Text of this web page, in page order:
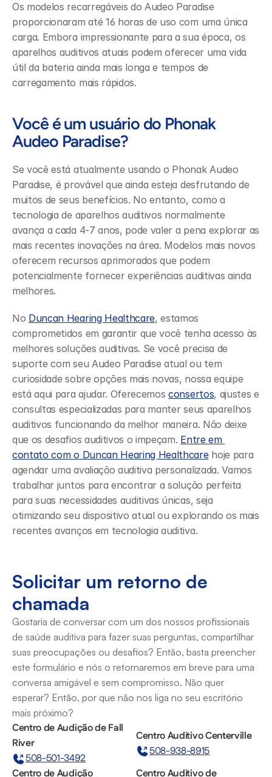
Os modelos recarregáveis do Audeo Paradise
proporcionaram até 16 horas de uso com uma única
carga. Embora impressionante para a sua época, os
aparelhos auditivos atuais podem oferecer uma vida
útil da bateria ainda mais longa e tempos de
carregamento mais rápidos.
Você é um usuário do Phonak
Audeo Paradise?
Se você está atualmente usando o Phonak Audeo
Paradise, é provável que ainda esteja desfrutando de
muitos de seus benefícios. No entanto, como a
tecnologia de aparelhos auditivos normalmente
avança a cada 4-7 anos, pode valer a pena explorar as
mais recentes inovações na área. Modelos mais novos
oferecem recursos aprimorados que podem
potencialmente fornecer experiências auditivas ainda
melhores.
No Duncan Hearing Healthcare, estamos
comprometidos em garantir que você tenha acesso às
melhores soluções auditivas. Se você precisa de
suporte com seu Audeo Paradise atual ou tem
curiosidade sobre opções mais novas, nossa equipe
está aqui para ajudar. Oferecemos consertos, ajustes e
consultas especializadas para manter seus aparelhos
auditivos funcionando da melhor maneira. Não deixe
que os desafios auditivos o impeçam. Entre em
contato com o Duncan Hearing Healthcare hoje para
agendar uma avaliação auditiva personalizada. Vamos
trabalhar juntos para encontrar a solução perfeita
para suas necessidades auditivas únicas, seja
otimizando seu dispositivo atual ou explorando os mais
recentes avanços em tecnologia auditiva.
Solicitar um retorno de
chamada
Gostaria de conversar com um dos nossos profissionais
de saúde auditiva para fazer suas perguntas, compartilhar
suas preocupações ou desafios? Então, basta preencher
este formulário e nós o retornaremos em breve para uma
conversa amigável e sem compromisso. Não quer
esperar? Então, por que não nos liga no seu escritório
mais próximo?
Centro de Audição de Fall
River
508-501-3492
Centro Auditivo Centerville
508-938-8915
Centro de Audição
Centro Auditivo de